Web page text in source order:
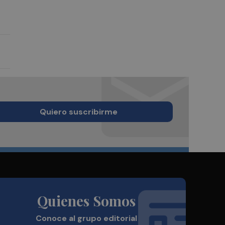
Quiero suscribirme
Quienes Somos
Conoce al grupo editorial